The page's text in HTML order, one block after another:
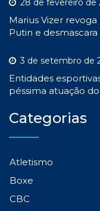
Marius Vizer
Putin e
3 de setembro de
Entidades
péssima atuação
Categorias
Atletismo
Boxe
CBC